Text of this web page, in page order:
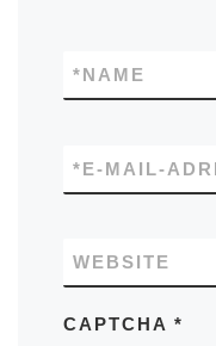
NAME
*
E-MAIL-
*
WEBSITE
CAPTCHA *